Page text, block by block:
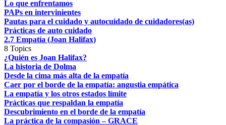
Lo que enfrentamos
PAPs en intervinientes
Pautas para el cuidado y autocuidado de cuidadores(as)
Prácticas de auto cuidado
2.7 Empatía (Joan Halifax)
8 Topics
¿Quién es Joan Halifax?
La historia de Dolma
Desde la cima más alta de la empatía
Caer por el borde de la empatía: angustia empática
La empatía y los otros estados límite
Prácticas que respaldan la empatía
Descubrimiento en el borde de la empatía
La práctica de la compasión – GRACE